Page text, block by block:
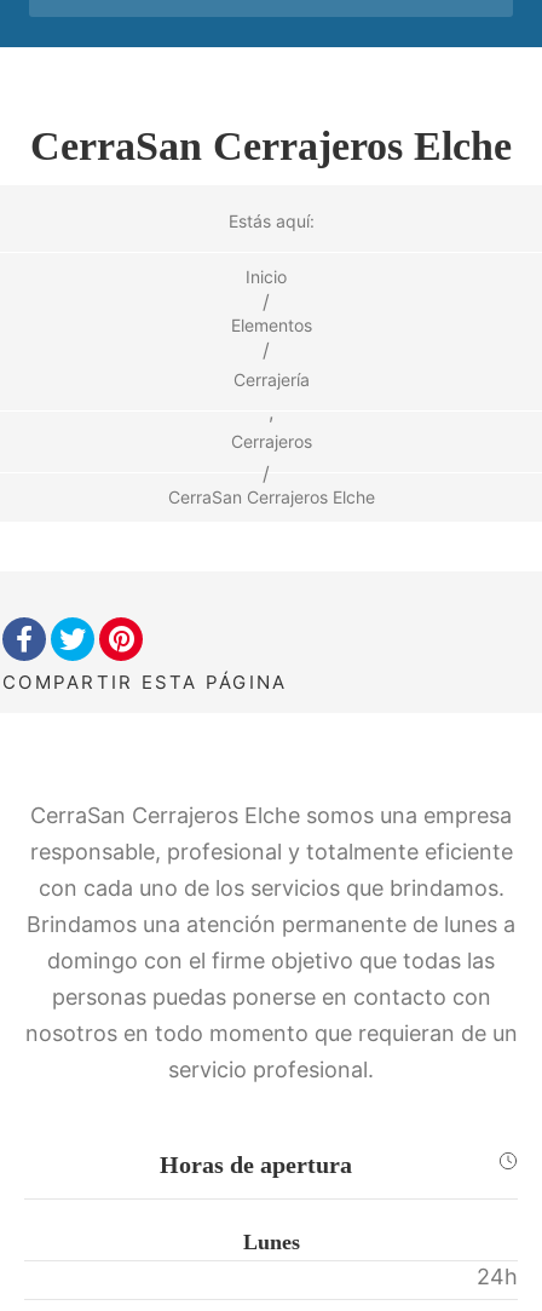
CerraSan Cerrajeros Elche
Estás aquí:
Inicio
/
Elementos
/
Cerrajería
,
Cerrajeros
/
CerraSan Cerrajeros Elche
COMPARTIR ESTA PÁGINA
CerraSan Cerrajeros Elche somos una empresa
responsable, profesional y totalmente eficiente
con cada uno de los servicios que brindamos.
Brindamos una atención permanente de lunes a
domingo con el firme objetivo que todas las
personas puedas ponerse en contacto con
nosotros en todo momento que requieran de un
servicio profesional.
Horas de apertura
Lunes
24h